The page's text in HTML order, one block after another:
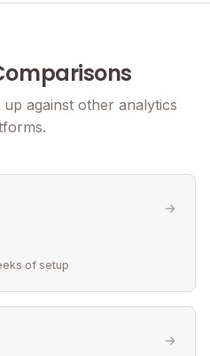
against other analytics
of setup